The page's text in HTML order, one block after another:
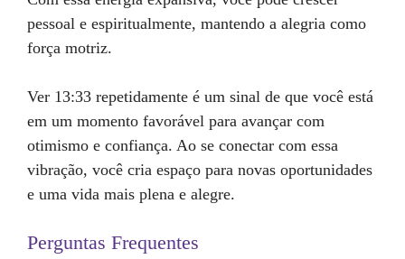
pessoal e espiritualmente, mantendo a alegria como
força motriz.
Ver 13:33 repetidamente é um sinal de que você está
em um momento favorável para avançar com
otimismo e confiança. Ao se conectar com essa
vibração, você cria espaço para novas oportunidades
e uma vida mais plena e alegre.
Perguntas Frequentes